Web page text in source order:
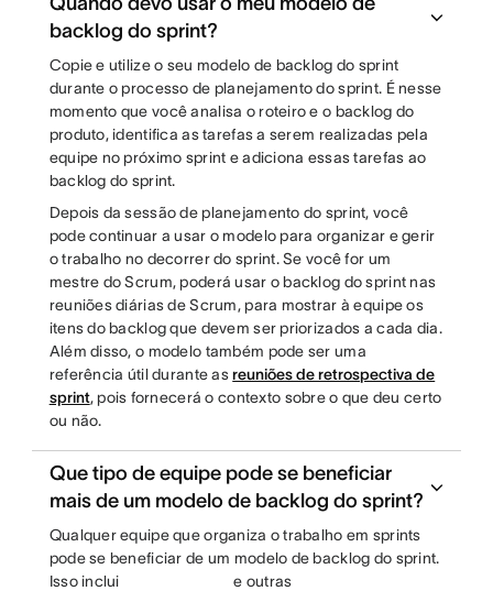
backlog do sprint?
Copie e utilize o seu modelo de backlog do sprint
durante o processo de planejamento do sprint. É nesse
momento que você analisa o roteiro e o backlog do
produto, identifica as tarefas a serem realizadas pela
equipe no próximo sprint e adiciona essas tarefas ao
backlog do sprint.
Depois da sessão de planejamento do sprint, você
pode continuar a usar o modelo para organizar e gerir
o trabalho no decorrer do sprint. Se você for um
mestre do Scrum, poderá usar o backlog do sprint nas
reuniões diárias de Scrum, para mostrar à equipe os
itens do backlog que devem ser priorizados a cada dia.
Além disso, o modelo também pode ser uma
referência útil durante asreuniões de retrospectiva de
sprint, pois fornecerá o contexto sobre o que deu certo
ou não.
Que tipo de equipe pode se beneficiar
mais de um modelo de backlog do sprint?
Qualquer equipe que organiza o trabalho em sprints
pode se beneficiar de um modelo de backlog do sprint.
Isso inclui
e outras